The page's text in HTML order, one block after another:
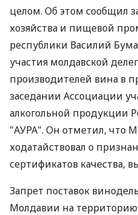
целом. Об этом сообщил
хозяйства и пищевой
республики Василий
участия молдавской
производителей вина в
заседании Ассоциации
алкогольной продукции
"АУРА". Он отметил, что
ходатайствовал о
сертификатов качества,
Запрет поставок
Молдавии на